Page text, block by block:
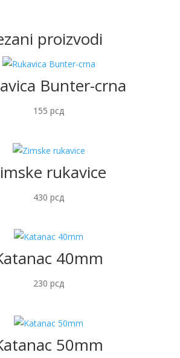
proizvodi
Bunter-crna
155рсд
rukavice
430рсд
40mm
230рсд
50mm